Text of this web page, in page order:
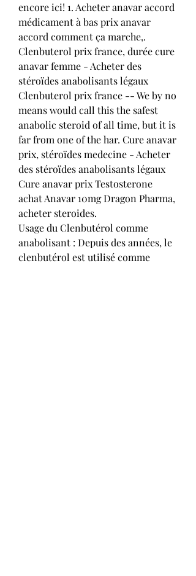
encore ici! 1. Acheter anavar accord
médicament à bas prix anavar
accord comment ça marche,.
Clenbuterol prix france, durée cure
anavar femme - Acheter des
stéroïdes anabolisants légaux
Clenbuterol prix france -- We by no
means would call this the safest
anabolic steroid of all time, but it is
far from one of the har. Cure anavar
prix, stéroïdes medecine - Acheter
des stéroïdes anabolisants légaux
Cure anavar prix Testosterone
achat Anavar 10mg Dragon Pharma,
acheter steroides.
Usage du Clenbutérol comme
anabolisant : Depuis des années, le
clenbutérol est utilisé comme